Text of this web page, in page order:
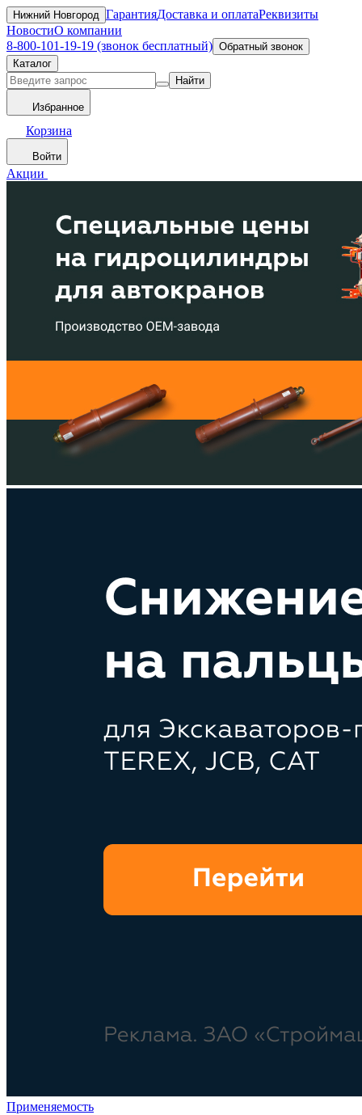
Нижний Новгород ГарантияДоставка и оплатаРеквизиты
НовостиО компании
8-800-101-19-19 (звонок бесплатный) Обратный звонок
Каталог
Найти
Избранное
Корзина
Войти
Акции
Применяемость